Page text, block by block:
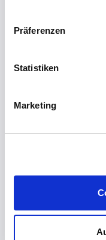
Präferenzen
Statistiken
Marketing